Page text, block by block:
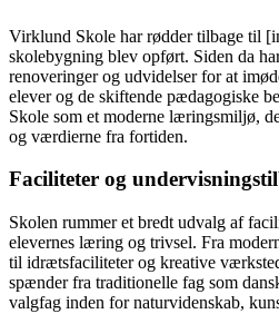
Virklund Skole har rødder tilbage til
skolebygning blev opført. Siden da
renoveringer og udvidelser for at
elever og de skiftende pædagogiske
Skole som et moderne læringsmiljø,
og værdierne fra fortiden.
Faciliteter og
Skolen rummer et bredt udvalg af
elevernes læring og trivsel. Fra
til idrætsfaciliteter og kreative
spænder fra traditionelle fag som
valgfag inden for naturvidenskab,